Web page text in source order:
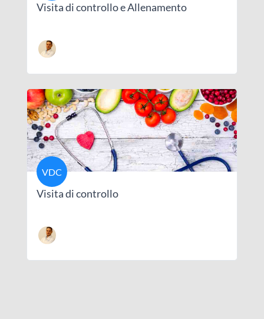
Visita di controllo e Allenamento
VDC
Visita di controllo